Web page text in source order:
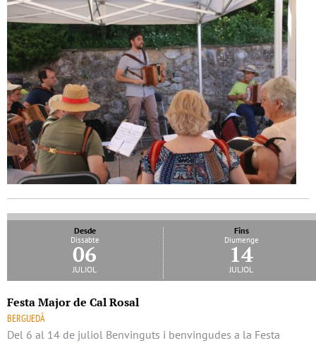
Desde
Dissabte
06
juliol
Fins
Diumenge
14
juliol
Festa Major de Cal Rosal
BERGUEDÀ
Del 6 al 14 de juliol Benvinguts i benvingudes a la Festa